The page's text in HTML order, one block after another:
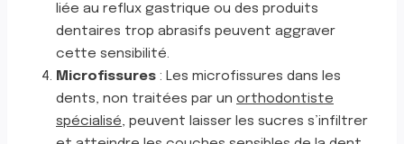
liée au reflux gastrique ou des produits
dentaires trop abrasifs peuvent aggraver
cette sensibilité.
Microfissures : Les microfissures dans les
dents, non traitées par un orthodontiste
spécialisé, peuvent laisser les sucres s’infiltrer